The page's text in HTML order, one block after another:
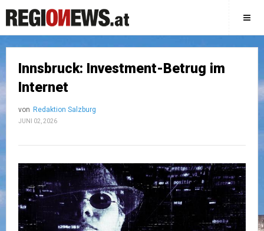
Innsbruck: Investment-Betrug im
Internet
von Redaktion Salzburg
JUNI 02, 2026